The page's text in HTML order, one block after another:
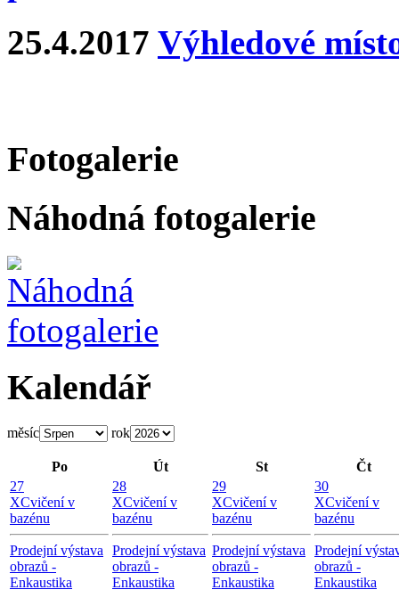
25.4.2017 Výhledové
Fotogalerie
Náhodná fotogalerie
Kalendář
měsíc rok
Po Út St
Čt
27
XCvičení v
bazénu
Prodejní výstava
obrazů -
Enkaustika
28
XCvičení v
bazénu
Prodejní výstava
obrazů -
Enkaustika
29
XCvičení v
bazénu
Prodejní výstava
obrazů -
Enkaustika
30
XCvičení v
bazénu
Prodejní
obrazů -
Enkaustika